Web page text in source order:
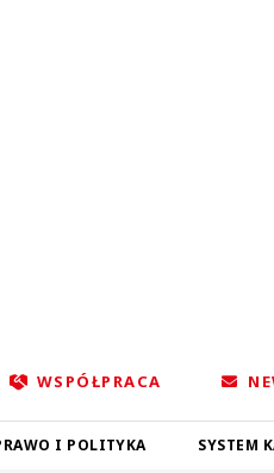
WSPÓŁPRACA
I POLITYKA SYSTEM